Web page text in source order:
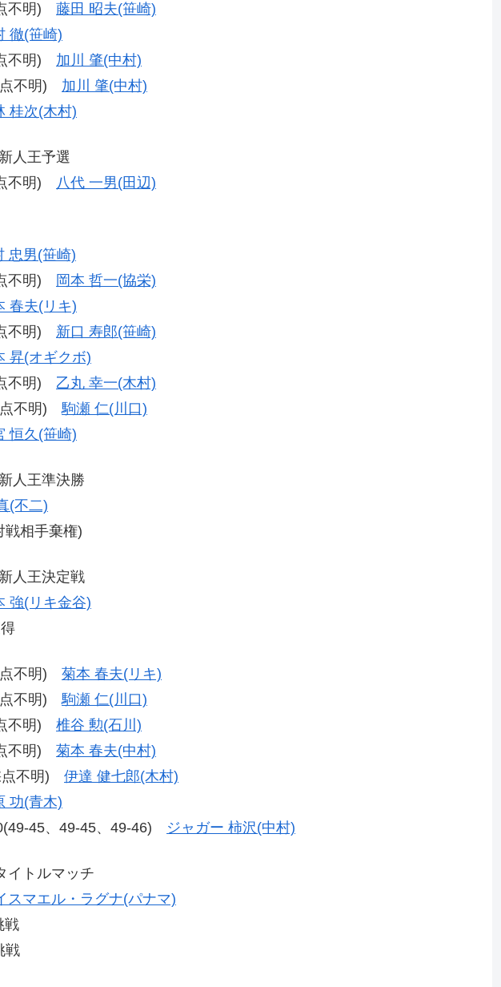
不明) 藤田 昭夫(笹崎)
徹(笹崎)
不明) 加川 肇(中村)
不明) 加川 肇(中村)
桂次(木村)
人王予選
不明)
八代 一男(田辺)
忠男(笹崎)
不明)
岡本 哲一(協栄)
春夫(リキ)
不明) 新口 寿郎(笹崎)
昇(オギクボ)
不明) 乙丸 幸一(木村)
不明) 駒瀬 仁(川口)
恒久(笹崎)
人王準決勝
(不二)
相手棄権)
人王決定戦
強(リキ金谷)
不明) 菊本 春夫(リキ)
点不明)駒瀬 仁(川口)
不明) 椎谷 勲(石川)
不明) 菊本 春夫(中村)
点不明) 伊達 健七郎(木村)
功(青木)
45、49-45、49-46) ジャガー 柿沢(中村)
イトルマッチ
スマエル・ラグナ(パナマ)
戦
戦